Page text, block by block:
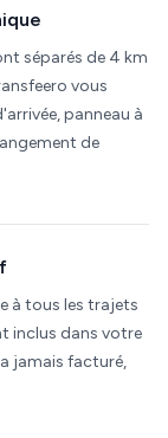
séparés de 4 km
vous
panneau à
de
à tous les trajets
inclus dans votre
jamais facturé,